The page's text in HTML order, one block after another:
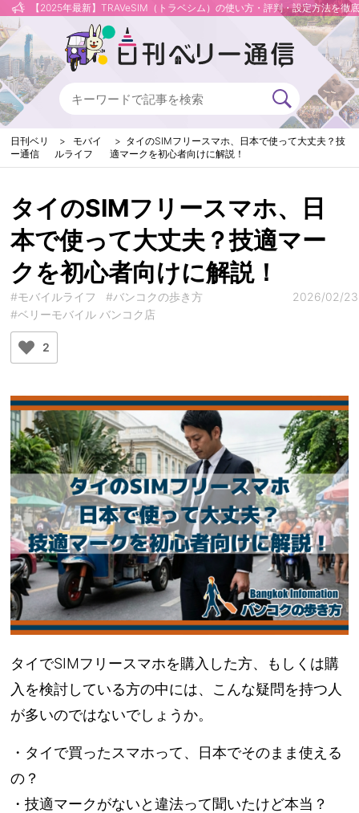
【2025年最新】TRAVeSIM（トラベシム）の使い方・評判・設定方法を徹
日刊ベリ
ー通信
モバイ
ルライフ
タイのSIMフリースマホ、日本で使って大丈夫？技
適マークを初心者向けに解説！
タイのSIMフリースマホ、日
本で使って大丈夫？技適マー
クを初心者向けに解説！
#モバイルライフ
#バンコクの歩き方
#ベリーモバイル バンコク店
2026/02/23
2
タイでSIMフリースマホを購入した方、もしくは購
入を検討している方の中には、こんな疑問を持つ人
が多いのではないでしょうか。
・タイで買ったスマホって、日本でそのまま使える
の？
・技適マークがないと違法って聞いたけど本当？